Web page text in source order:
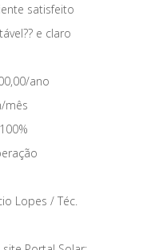
satisfeito
e claro
ano
mês
Lopes / Téc.